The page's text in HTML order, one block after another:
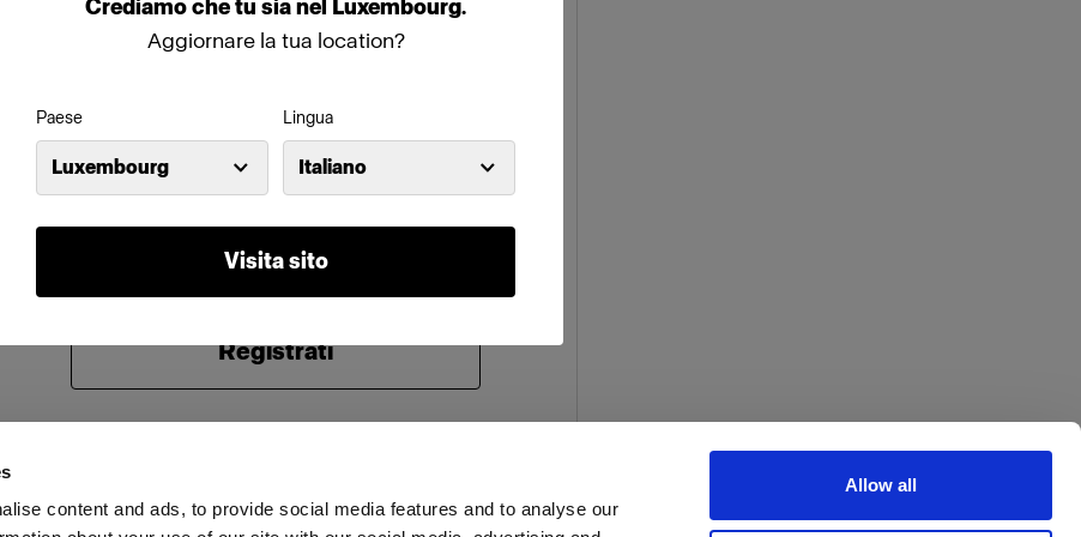
content and ads, to provide social media features and to analyse our
Allow all
Crediamochetu sianel Luxembourg.
Aggiornare la tua location?
Paese
Luxembourg
Lingua
Italiano
Visita sito
Password
Hai dimenticato la password?
Accedi
Registrati